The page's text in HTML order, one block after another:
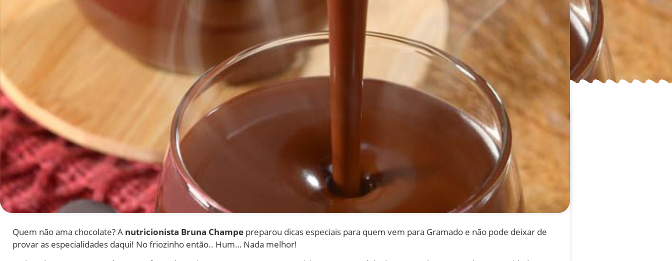
Quem não ama chocolate? A nutricionista Bruna Champe preparou dicas especiais para quem vem para Gramado e não pode deixar de
provar as especialidades daqui! No friozinho então.. Hum… Nada melhor!